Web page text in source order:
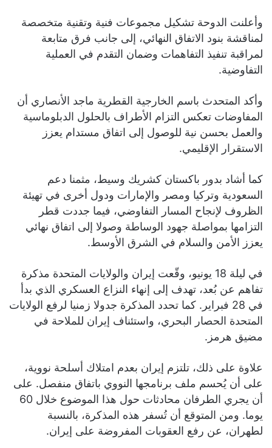
وأعلنت الدوحة تشكيل مجموعات فنية وتقنية متخصصة
لمناقشة بنود الاتفاق النهائي، إلى جانب فرق متابعة
لمراقبة تنفيذ التفاهمات وضمان التقدم في العملية
التفاوضية.
وأكد المتحدث باسم الخارجية القطرية ماجد الأنصاري أن
المفاوضات تعكس التزام الأطراف بالحلول الدبلوماسية
والعمل بحسن نية للوصول إلى اتفاق مستدام يعزز
الاستقرار الإقليمي.
كما أشاد بدور باكستان كشريك وسيط، مثمنا دعم
السعودية وتركيا ومصر والإمارات ودول أخرى في تهيئة
الظروف لإنجاح المسار التفاوضي، فيما جددت قطر
التزامها بمواصلة جهود الوساطة وصولا إلى اتفاق نهائي
يعزز الأمن والسلام في الشرق الأوسط.
في ليلة 18 يونيو، وقّعت إيران والولايات المتحدة مذكرة
تفاهم عن بُعد، تهدف إلى إنهاء النزاع العسكري الذي بدأ
في 28 فبراير. كما تحدد المذكرة جدولا زمنيا لرفع الولايات
المتحدة الحصار البحري، واستئناف إيران للملاحة في
مضيق هرمز.
علاوة على ذلك، تلتزم إيران بعدم امتلاك أسلحة نووية،
على أن يُحسم ملف برنامجها النووي باتفاق منفصل. على
أن يجري الطرفان محادثات حول هذا الموضوع خلال 60
يوما. ومن المتوقع أن تُسفر هذه المذكرة، بالنسبة
لطهران، عن رفع العقوبات المفروضة على إيران.